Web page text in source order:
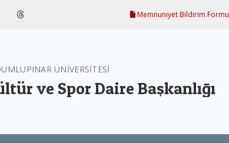
Memnuniyet Bildirim Formu
ÜNİVERSİTESİ
ve Spor Daire Başkanlığı